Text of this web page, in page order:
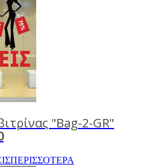
"Bag-2-GR"
ΠΕΡΙΣΣΟΤΕΡΑ